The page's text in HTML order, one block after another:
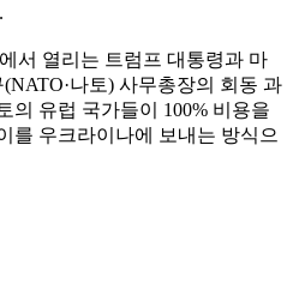
서 열리는 트럼프 대통령과 마
나토) 사무총장의 회동 과
의 유럽 국가들이 100% 비용을
를 우크라이나에 보내는 방식으